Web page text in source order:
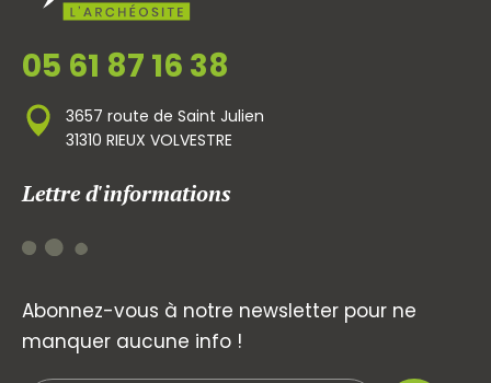
05 61 87 16 38
3657 route de Saint Julien
31310 RIEUX VOLVESTRE
Lettre d'informations
Abonnez-vous à notre newsletter pour ne
manquer aucune info !